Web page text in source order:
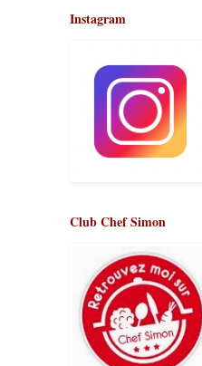
Instagram
Club Chef Simon